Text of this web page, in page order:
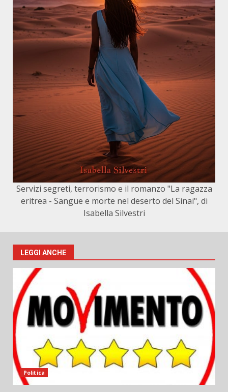
Servizi segreti, terrorismo e il romanzo "La ragazza
eritrea - Sangue e morte nel deserto del Sinai", di
Isabella Silvestri
LEGGI ANCHE
Politica